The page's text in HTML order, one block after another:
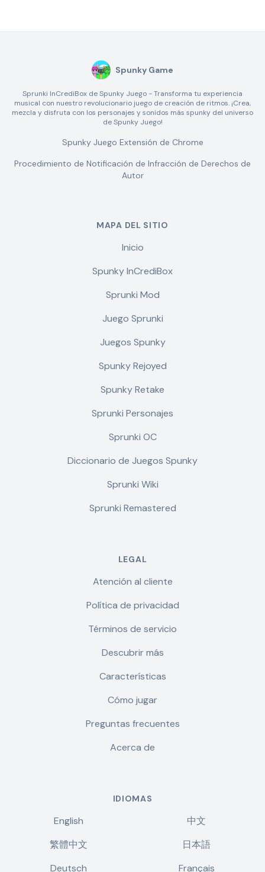
Spunky Game
Sprunki InCrediBox de Spunky Juego - Transforma tu experiencia
musical con nuestro revolucionario juego de creación de ritmos. ¡Crea,
mezcla y disfruta con los personajes y sonidos más spunky del universo
de Spunky Juego!
Spunky Juego Extensión de Chrome
Procedimiento de Notificación de Infracción de Derechos de
Autor
MAPA DEL SITIO
Inicio
Spunky InCrediBox
Sprunki Mod
Juego Sprunki
Juegos Spunky
Spunky Rejoyed
Spunky Retake
Sprunki Personajes
Sprunki OC
Diccionario de Juegos Spunky
Sprunki Wiki
Sprunki Remastered
LEGAL
Atención al cliente
Política de privacidad
Términos de servicio
Descubrir más
Características
Cómo jugar
Preguntas frecuentes
Acerca de
IDIOMAS
English
中文
繁體中文
日本語
Deutsch
Français